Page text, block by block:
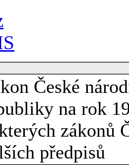
České
na rok
zákonů
předpisů